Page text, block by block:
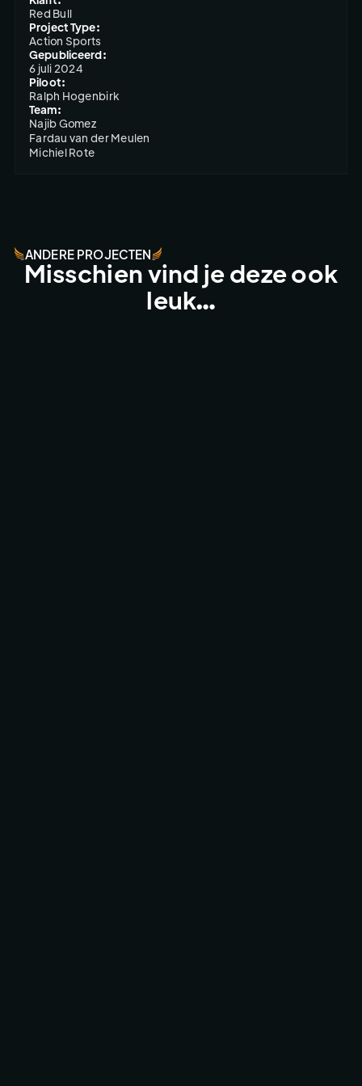
Red Bull
Project Type:
Action Sports
Gepubliceerd:
6 juli 2024
Piloot:
Ralph Hogenbirk
Team:
Najib Gomez
Fardau van der Meulen
Michiel Rote
ANDERE PROJECTEN
Misschien vind je deze ook
leuk…